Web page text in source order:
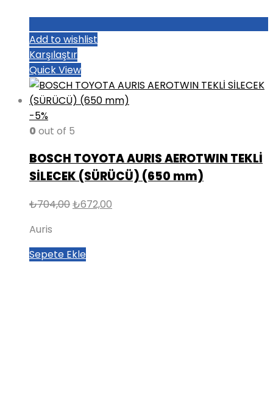
Add to wishlist
Karşılaştır
Quick View
-5%
0 out of 5
BOSCH TOYOTA AURIS AEROTWIN TEKLİ
SİLECEK (SÜRÜCÜ) (650 mm)
₺704,00Orijinal
₺672,00
Auris
Sepete Ekle